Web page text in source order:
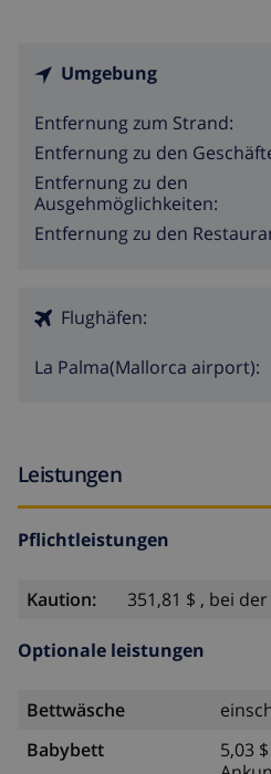
Umgebung
Entfernung zum Strand:
Entfernung zu den
Entfernung zu den
Ausgehmöglichkeiten:
Entfernung zu den
Flughäfen:
La Palma(Mallorca airport):
Leistungen
Pflichtleistungen
Kaution: 351,81 $ , bei
Optionale leistungen
Bettwäsche
Babybett
5,03